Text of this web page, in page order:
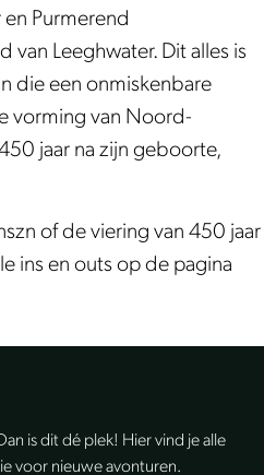
Purmerend
van Leeghwater. Dit alles is
die een onmiskenbare
vorming van Noord-
jaar na zijn geboorte,
of de viering van 450 jaar
ins en outs op de pagina
is dit dé plek! Hier vind je alle
voor nieuwe avonturen.